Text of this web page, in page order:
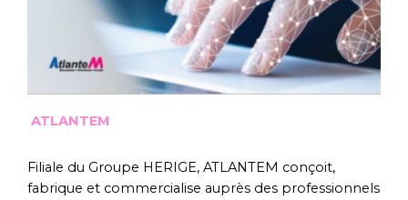
ATLANTEM
Filiale du Groupe HERIGE, ATLANTEM conçoit,
fabrique et commercialise auprès des professionnels